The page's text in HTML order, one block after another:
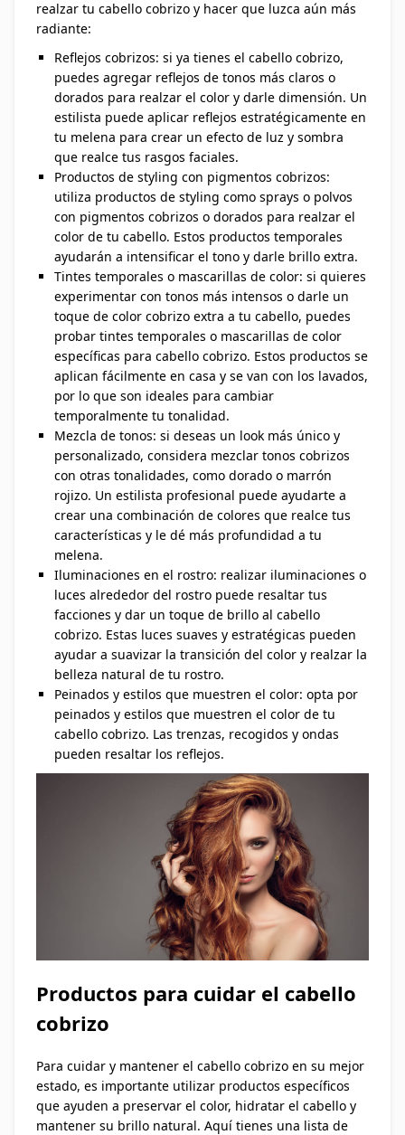
realzar tu cabello cobrizo y hacer que luzca aún más
radiante:
Reflejos cobrizos: si ya tienes el cabello cobrizo,
puedes agregar reflejos de tonos más claros o
dorados para realzar el color y darle dimensión. Un
estilista puede aplicar reflejos estratégicamente en
tu melena para crear un efecto de luz y sombra
que realce tus rasgos faciales.
Productos de styling con pigmentos cobrizos:
utiliza productos de styling como sprays o polvos
con pigmentos cobrizos o dorados para realzar el
color de tu cabello. Estos productos temporales
ayudarán a intensificar el tono y darle brillo extra.
Tintes temporales o mascarillas de color: si quieres
experimentar con tonos más intensos o darle un
toque de color cobrizo extra a tu cabello, puedes
probar tintes temporales o mascarillas de color
específicas para cabello cobrizo. Estos productos se
aplican fácilmente en casa y se van con los lavados,
por lo que son ideales para cambiar
temporalmente tu tonalidad.
Mezcla de tonos: si deseas un look más único y
personalizado, considera mezclar tonos cobrizos
con otras tonalidades, como dorado o marrón
rojizo. Un estilista profesional puede ayudarte a
crear una combinación de colores que realce tus
características y le dé más profundidad a tu
melena.
Iluminaciones en el rostro: realizar iluminaciones o
luces alrededor del rostro puede resaltar tus
facciones y dar un toque de brillo al cabello
cobrizo. Estas luces suaves y estratégicas pueden
ayudar a suavizar la transición del color y realzar la
belleza natural de tu rostro.
Peinados y estilos que muestren el color: opta por
peinados y estilos que muestren el color de tu
cabello cobrizo. Las trenzas, recogidos y ondas
pueden resaltar los reflejos.
Productos para cuidar el cabello
cobrizo
Para cuidar y mantener el cabello cobrizo en su mejor
estado, es importante utilizar productos específicos
que ayuden a preservar el color, hidratar el cabello y
mantener su brillo natural. Aquí tienes una lista de